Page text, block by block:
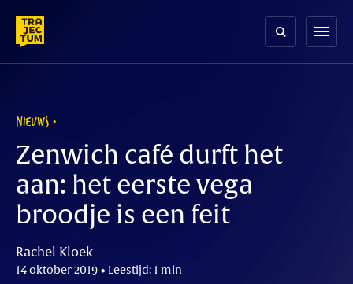
content
menu
NIEUWS
Zenwich café durft het
aan: het eerste vega
broodje is een feit
Rachel Kloek
14 oktober 2019 • Leestijd: 1 min